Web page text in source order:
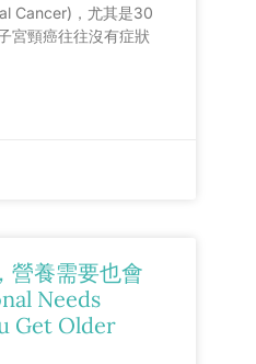
Cancer)，尤其是30
宮頸癌往往沒有症狀
營養需要也會
Needs
Get Older